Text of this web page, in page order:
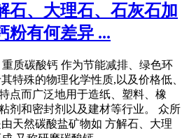
石、大理石、石灰石加
粉有何差异 ...
重质碳酸钙 作为节能减排、绿色环
特殊的物理化学性质,以及价格低、
点而广泛地用于造纸、塑料、橡
剂和密封剂以及建材等行业。 众所
天然碳酸盐矿物如 方解石、大理